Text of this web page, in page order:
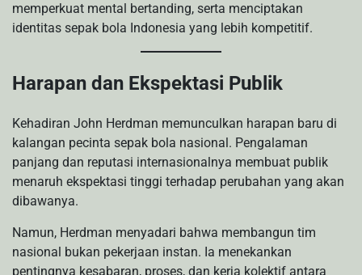
memperkuat mental bertanding, serta menciptakan
identitas sepak bola Indonesia yang lebih kompetitif.
Harapan dan Ekspektasi Publik
Kehadiran John Herdman memunculkan harapan baru di
kalangan pecinta sepak bola nasional. Pengalaman
panjang dan reputasi internasionalnya membuat publik
menaruh ekspektasi tinggi terhadap perubahan yang akan
dibawanya.
Namun, Herdman menyadari bahwa membangun tim
nasional bukan pekerjaan instan. Ia menekankan
pentingnya kesabaran, proses, dan kerja kolektif antara